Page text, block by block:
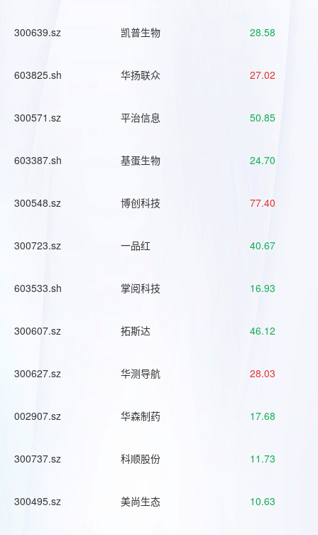
300639.sz 凯普生物 28.58
603825.sh 华扬联众 27.02
300571.sz 平治信息 50.85
603387.sh 基蛋生物 24.70
300548.sz 博创科技 77.40
300723.sz 一品红 40.67
603533.sh 掌阅科技 16.93
300607.sz 拓斯达 46.12
300627.sz 华测导航 28.03
002907.sz 华森制药 17.68
300737.sz 科顺股份 11.73
300495.sz 美尚生态 10.63